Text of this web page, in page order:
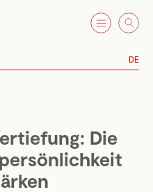
DE
Die